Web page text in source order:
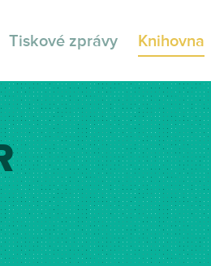
Tiskové zprávy Knihovna